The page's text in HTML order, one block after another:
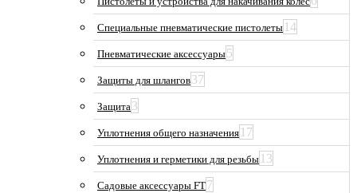
Специальные пневматические пистолеты 14
Пневматические аксессуары5
Защиты для шлангов37
Защита3
Уплотнения общего назначения 17
Уплотнения и герметики для резьбы 13
Садовые аксессуары FT7